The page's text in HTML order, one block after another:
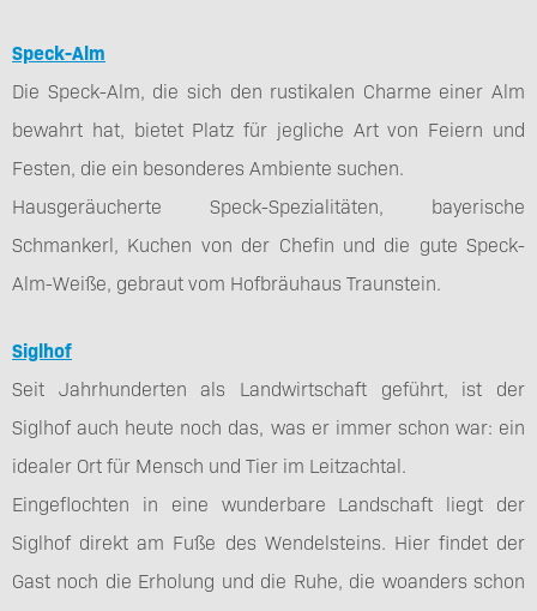
Speck-Alm
Die Speck-Alm, die sich den rustikalen Charme einer Alm
bewahrt hat, bietet Platz für jegliche Art von Feiern und
Festen, die ein besonderes Ambiente suchen.
Hausgeräucherte Speck-Spezialitäten, bayerische
Schmankerl, Kuchen von der Chefin und die gute Speck-
Alm-Weiße, gebraut vom Hofbräuhaus Traunstein.
Siglhof
Seit Jahrhunderten als Landwirtschaft geführt, ist der
Siglhof auch heute noch das, was er immer schon war: ein
idealer Ort für Mensch und Tier im Leitzachtal.
Eingeflochten in eine wunderbare Landschaft liegt der
Siglhof direkt am Fuße des Wendelsteins. Hier findet der
Gast noch die Erholung und die Ruhe, die woanders schon